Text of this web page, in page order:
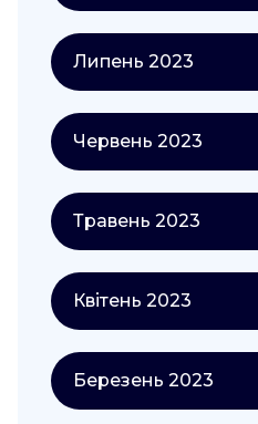
Липень 2023
Червень 2023
Травень 2023
Квітень 2023
Березень 2023